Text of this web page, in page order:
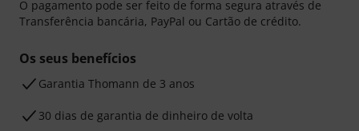
O pagamento pode ser feito de forma segura através de
Transferência bancária, PayPal ou Cartão de crédito.
Os seus benefícios
Garantia Thomann de 3 anos
30 dias de garantia de dinheiro de volta